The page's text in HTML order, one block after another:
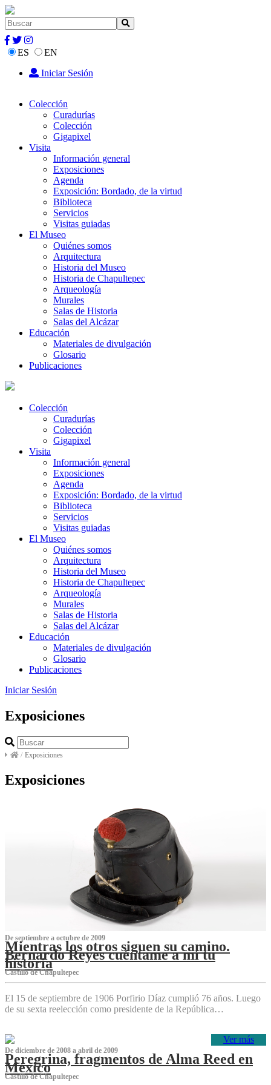
ES
EN
Iniciar Sesión
Colección
Curadurías
Colección
Gigapixel
Visita
Información general
Exposiciones
Agenda
Exposición: Bordado, de la virtud
Biblioteca
Servicios
Visitas guiadas
El Museo
Quiénes somos
Arquitectura
Historia del Museo
Historia de Chapultepec
Arqueología
Murales
Salas de Historia
Salas del Alcázar
Educación
Materiales de divulgación
Glosario
Publicaciones
Colección
Curadurías
Colección
Gigapixel
Visita
Información general
Exposiciones
Agenda
Exposición: Bordado, de la virtud
Biblioteca
Servicios
Visitas guiadas
El Museo
Quiénes somos
Arquitectura
Historia del Museo
Historia de Chapultepec
Arqueología
Murales
Salas de Historia
Salas del Alcázar
Educación
Materiales de divulgación
Glosario
Publicaciones
Iniciar Sesión
Exposiciones
/ Exposiciones
Exposiciones
De septiembre a octubre de 2009
Mientras los otros siguen su camino.
Bernardo Reyes cuéntame a mí tu
historia
Castillo de Chapultepec
El 15 de septiembre de 1906 Porfirio Díaz cumplió 76 años. Luego
de su sexta reelección como presidente de la República…
Ver más
De diciembre de 2008 a abril de 2009
Peregrina, fragmentos de Alma Reed en
México
Castillo de Chapultepec